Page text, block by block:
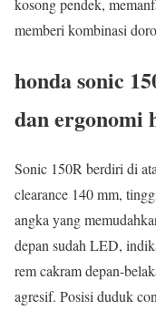
kosong pendek,
memberi kombinasi
honda sonic
dan ergonomi
Sonic 150R berdiri di
clearance 140 mm,
angka yang
depan sudah LED,
rem cakram depan-
agresif. Posisi duduk